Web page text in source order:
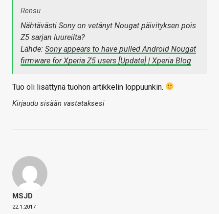
Rensu
Nähtävästi Sony on vetänyt Nougat päivityksen pois
Z5 sarjan luureilta?
Lähde: Sony appears to have pulled Android Nougat
firmware for Xperia Z5 users [Update] | Xperia Blog
Tuo oli lisättynä tuohon artikkelin loppuunkin.
Kirjaudu sisään vastataksesi
MSJD
22.1.2017